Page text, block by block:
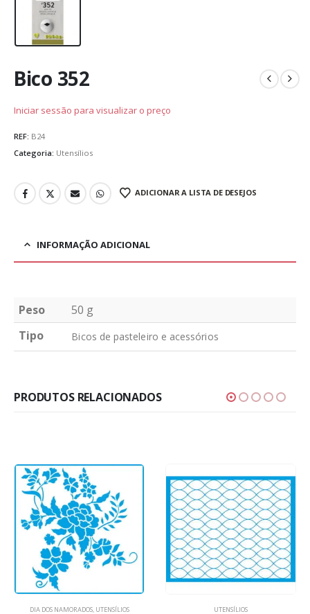
Bico 352
Iniciar sessão para visualizar o preço
REF: B24
Categoria: Utensílios
ADICIONAR A LISTA DE DESEJOS
INFORMAÇÃO ADICIONAL
Peso
50 g
Tipo
Bicos de pasteleiro e acessórios
PRODUTOS RELACIONADOS
DIA DOS NAMORADOS, UTENSÍLIOS UTENSÍLIOS